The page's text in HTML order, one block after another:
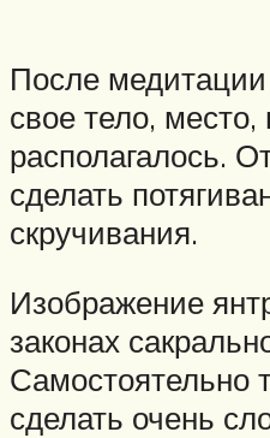
После
свое тело,
располагалось.
сделать
скручивания.
Изображение
законах
Самостоятельно
сделать очень